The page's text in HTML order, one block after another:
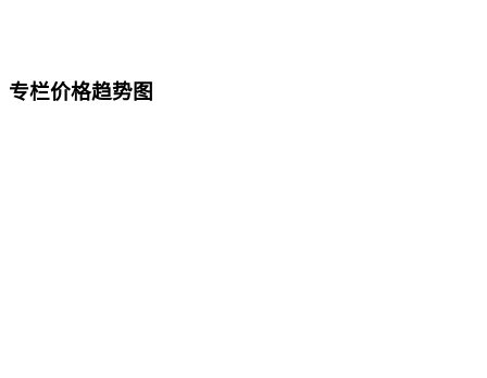
专栏价格趋势图